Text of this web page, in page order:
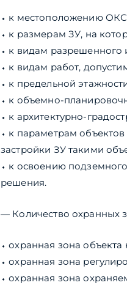
⬩ к местоположению
⬩ к размерам ЗУ, на
⬩ к видам разрешенного
⬩ к видам работ,
⬩ к предельной
⬩ к объемно-
⬩ к архитектурно-
⬩ к параметрам объектов
застройки ЗУ такими
⬩ к освоению
решения.
— Количество охранных
⬩ охранная зона объекта
⬩ охранная зона
⬩ охранная зона